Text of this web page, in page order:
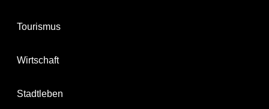
Tourismus
Wirtschaft
Stadtleben